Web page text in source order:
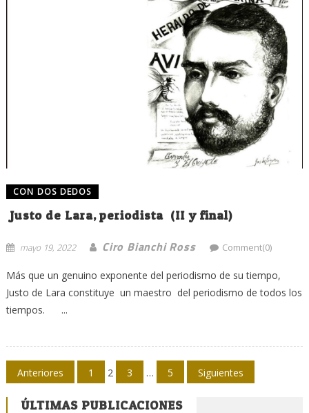
CON DOS DEDOS
Justo de Lara, periodista (II y final)
mayo 19, 2022 Ciro Bianchi Ross Comment(0)
Más que un genuino exponente del periodismo de su tiempo,
Justo de Lara constituye un maestro del periodismo de todos los
tiempos. ...
Navegación
de
Anteriores 1 2 3 … 5 Siguientes
ÚLTIMAS PUBLICACIONES